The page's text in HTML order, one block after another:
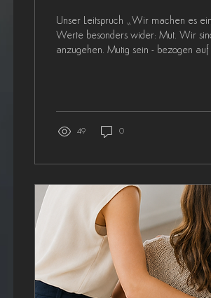
Unser Leitspruch „Wir machen es
Werte besonders wider: Mut. Wir
anzugehen. Mutig sein - bezogen
versuchen. Wenn man immer auf
49 0